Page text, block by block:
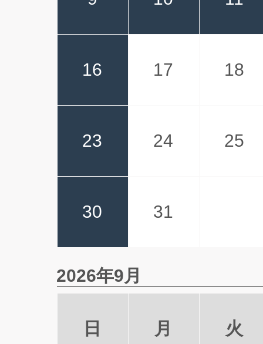
16 17 18
23 24 25
30 31
2026年9月
日 月 火